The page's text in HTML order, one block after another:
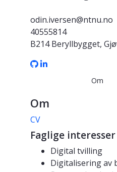
odin.iversen@ntnu.no
40555814
B214 Beryllbygget,
Om
Om
CV
Faglige interesser
Digital tvilling
Digitalisering av